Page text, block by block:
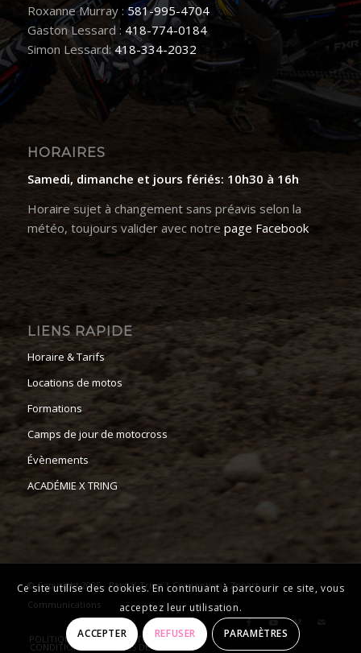
Roxanne Murray :581-995-4704
Gaston Lessard : 418-774-0184
Simon Lessard:418-334-2032
HORAIRES
Samedi, dimanche et jours fériés: 10h30 à 16h
Horaire sujet à changement sans préavis selon la
météo, toujours valider avec notre page Facebook
LIENS RAPIDE
Horaire & Tarifs
Locations de motos
Formations
Camps de jour de motocross
Évènements
ACADÉMIE X TRING
© Copyright 2025 - Parc-X-Tring | Conception : Zonart
Communications
POLITIQUE DE CONFIDENTIALITÉ
CONDITIONS GÉNÉRALES DE VENTE
Ce site utilise des cookies. En continuant à parcourir ce site, vous
acceptez leur utilisation.
ACCEPTER
REFUSER PARAMÈTRES